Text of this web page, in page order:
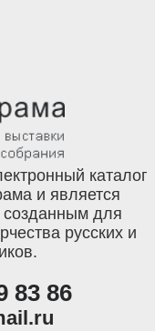
каталог
и является
для
русских и
83 86